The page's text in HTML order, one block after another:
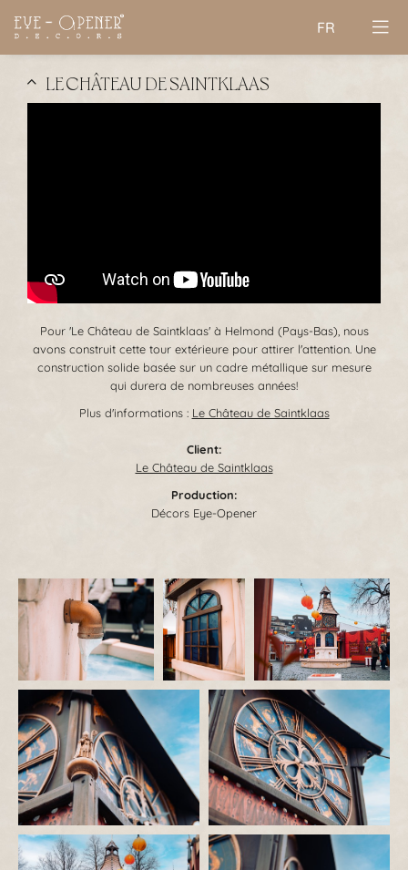
FR
LE CHÂTEAU DE SAINTKLAAS
Pour 'Le Château de Saintklaas' à Helmond (Pays-Bas), nous
avons construit cette tour extérieure pour attirer l'attention. Une
construction solide basée sur un cadre métallique sur mesure
qui durera de nombreuses années!
Plus d'informations : Le Château de Saintklaas
Client:
Le Château de Saintklaas
Production:
Décors Eye-Opener